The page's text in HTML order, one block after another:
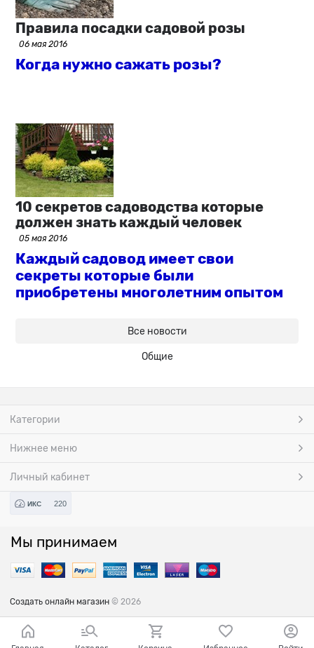
Правила посадки садовой розы
06 мая 2016
Когда нужно сажать розы?
10 секретов садоводства которые
должен знать каждый человек
05 мая 2016
Каждый садовод имеет свои
секреты которые были
приобретены многолетним опытом
Все новости
Общие
Категории
Нижнее меню
Личный кабинет
ИКС 220
Мы принимаем
Создать онлайн магазин © 2026